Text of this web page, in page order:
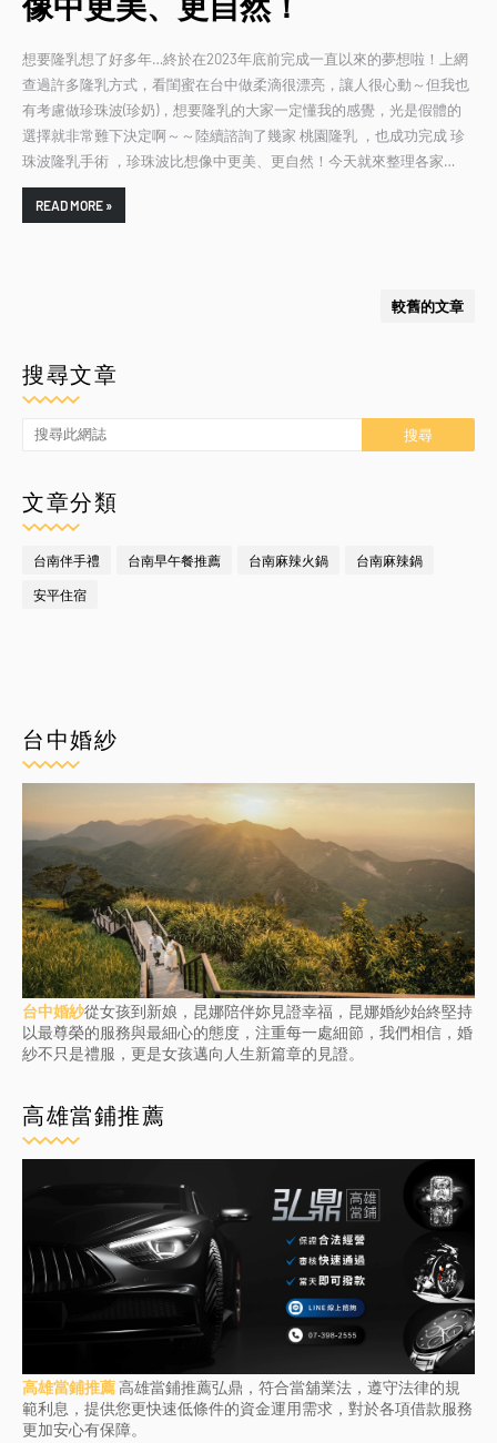
想要隆乳想了好多年…終於在2023年底前完成一直以來的夢想啦！上網
查過許多隆乳方式，看閨蜜在台中做柔滴很漂亮，讓人很心動～但我也
有考慮做珍珠波(珍奶)，想要隆乳的大家一定懂我的感覺，光是假體的
選擇就非常難下決定啊～～陸續諮詢了幾家 桃園隆乳 ，也成功完成 珍
珠波隆乳手術 ，珍珠波比想像中更美、更自然！今天就來整理各家…
READ MORE »
較舊的文章
搜尋文章
文章分類
台南伴手禮 台南早午餐推薦 台南麻辣火鍋 台南麻辣鍋
安平住宿
台中婚紗
台中婚紗從女孩到新娘，昆娜陪伴妳見證幸福，昆娜婚紗始終堅持
以最尊榮的服務與最細心的態度，注重每一處細節，我們相信，婚
紗不只是禮服，更是女孩邁向人生新篇章的見證。
高雄當鋪推薦
高雄當鋪推薦高雄當鋪推薦弘鼎，符合當舖業法，遵守法律的規
範利息，提供您更快速低條件的資金運用需求，對於各項借款服務
更加安心有保障。